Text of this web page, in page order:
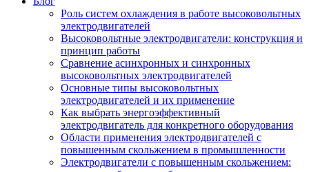
Роль систем охлаждения в работе высоковольтных
электродвигателей
Высоковольтные электродвигатели: конструкция и
принцип работы
Сравнение асинхронных и синхронных
высоковольтных электродвигателей
Основные типы высоковольтных
электродвигателей и их применение
Как выбрать энергоэффективный
электродвигатель для конкретного оборудования
Области применения электродвигателей с
повышенным скольжением в промышленности
Электродвигатели с повышенным скольжением: